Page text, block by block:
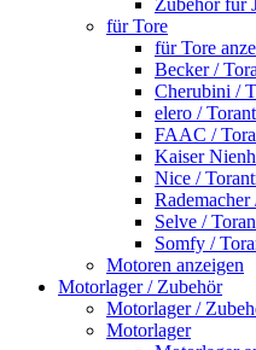
Zubehör für
für Tore
für Tore
Becker /
Cherubini /
elero /
FAAC /
Kaiser
Nice /
Selve /
Somfy /
Motoren anzeigen
Motorlager / Zubehör
Motorlager /
Motorlager